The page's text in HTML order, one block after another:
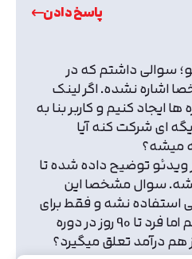
پاسخ دادن
سوالی داشتم که در
اشاره نشده. اگر لینک
ایجاد کنیم و کاربر بنا به
ای شرکت کنه آیا
میشه؟
توضیح داده شده تا
سوال مشخصا این
استفاده نشه و فقط برای
یک دوره خاص ایجاد کنیم اما فرد تا 90 روز در دوره
هم درآمد تعلق میگیرد؟